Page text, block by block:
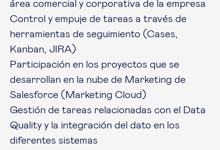
área comercial y corporativa de la empresa
Control y empuje de tareas a través de
herramientas de seguimiento (Cases,
Kanban, JIRA)
Participación en los proyectos que se
desarrollan en la nube de Marketing de
Salesforce (Marketing Cloud)
Gestión de tareas relacionadas con el Data
Quality y la integración del dato en los
diferentes sistemas